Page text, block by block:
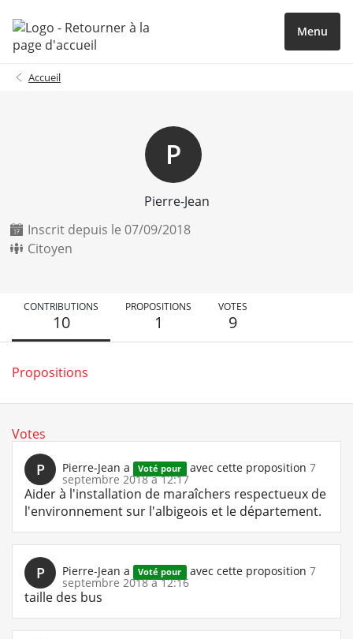
Menu
Accueil
P
Pierre-Jean
Inscrit depuis le 07/09/2018
Citoyen
CONTRIBUTIONS
10
PROPOSITIONS
1
VOTES
9
Propositions
Votes
P Pierre-Jean a Voté pour avec cette proposition 7
septembre 2018 à 12:17
Aider à l'installation de maraîchers respectueux de
l'environnement sur l'albigeois et le département.
P Pierre-Jean a Voté pour avec cette proposition 7
septembre 2018 à 12:16
taille des bus